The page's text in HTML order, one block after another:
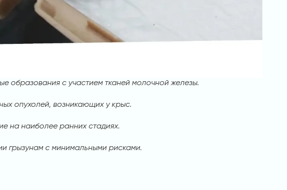
образования с участием тканей молочной железы.
опухолей, возникающих у крыс.
на наиболее ранних стадиях.
грызунам с минимальными рисками.